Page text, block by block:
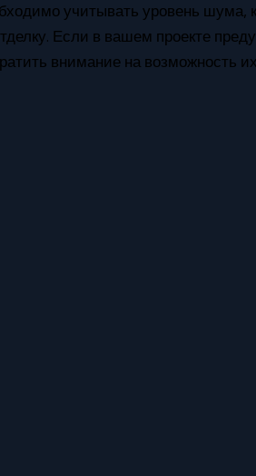
учитывать уровень шума,
Если в вашем проекте
внимание на возможность